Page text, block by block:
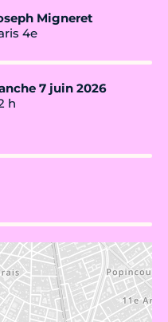
Migneret
4e
7 juin 2026
h